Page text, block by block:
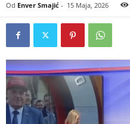
Od Enver Smajić - 15 Maja, 2026